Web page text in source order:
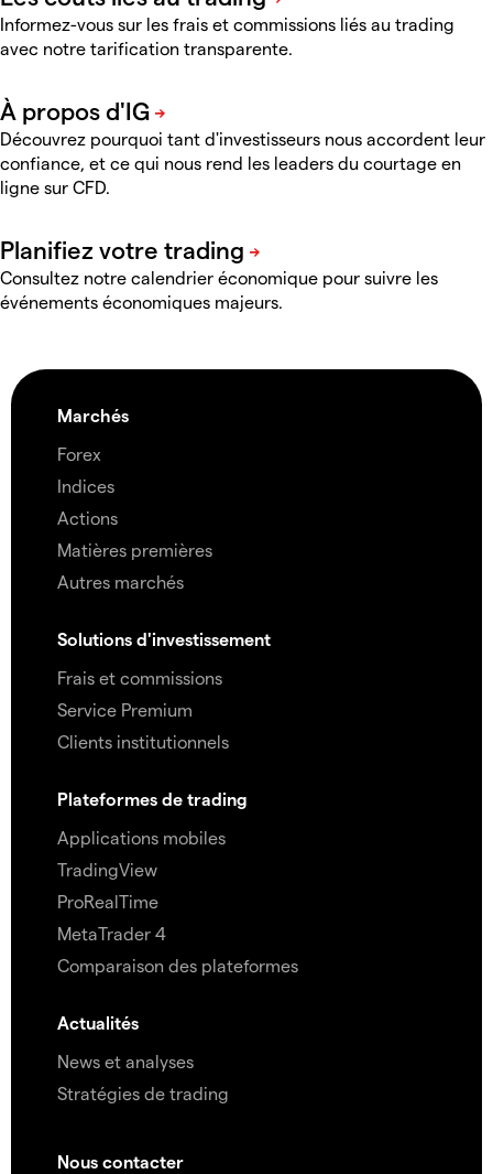
Informez-vous sur les frais et commissions liés au trading
avec notre tarification transparente.
Découvrez pourquoi tant d'investisseurs nous accordent leur
confiance, et ce qui nous rend les leaders du courtage en
ligne sur CFD.
Consultez notre calendrier économique pour suivre les
événements économiques majeurs.
Marchés
Forex
Indices
Actions
Matières premières
Autres marchés
Solutions d'investissement
Frais et commissions
Service Premium
Clients institutionnels
Plateformes de trading
Applications mobiles
TradingView
ProRealTime
MetaTrader 4
Comparaison des plateformes
Actualités
News et analyses
Stratégies de trading
Nous contacter